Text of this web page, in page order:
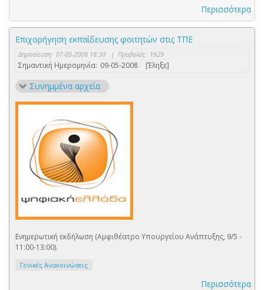
Περισσότερα
Επιχορήγηση εκπαίδευσης φοιτητών στις ΤΠΕ
Δημοσίευση: 07-05-2008 18:30 | Προβολές: 1929
Σημαντική Ημερομηνία: 09-05-2008 [Έληξε]
Συνημμένα αρχεία
Ενημερωτική εκδήλωση (Αμφιθέατρο Υπουργείου Ανάπτυξης, 9/5 -
11:00-13:00).
Γενικές Ανακοινώσεις
Περισσότερα